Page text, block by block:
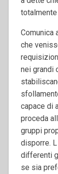
Comunica
che
nei grandi
capace di
proceda
gruppi
disporre.
differenti
se sia